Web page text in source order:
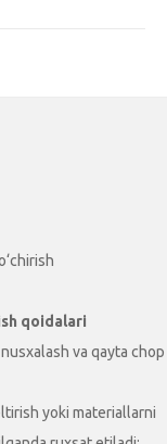
qoidalari
va qayta chop
yoki materiallarni